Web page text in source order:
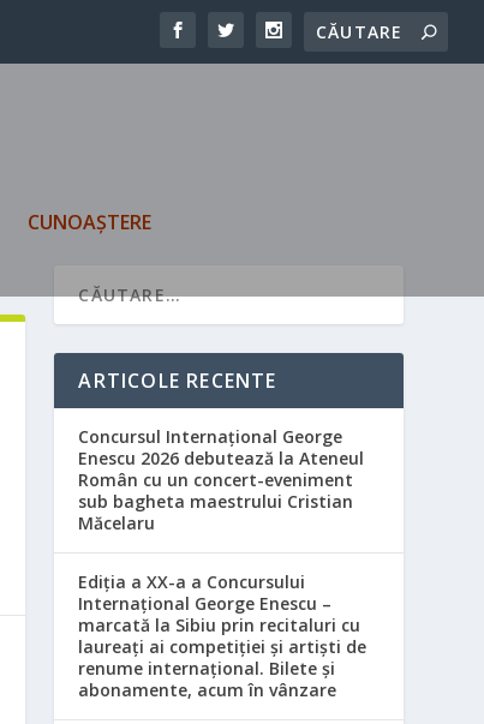
CUNOAȘTERE
ARTICOLE RECENTE
Concursul Internațional George
Enescu 2026 debutează la Ateneul
Român cu un concert-eveniment
sub bagheta maestrului Cristian
Măcelaru
Ediția a XX-a a Concursului
Internațional George Enescu –
marcată la Sibiu prin recitaluri cu
laureați ai competiției și artiști de
renume internațional. Bilete și
abonamente, acum în vânzare